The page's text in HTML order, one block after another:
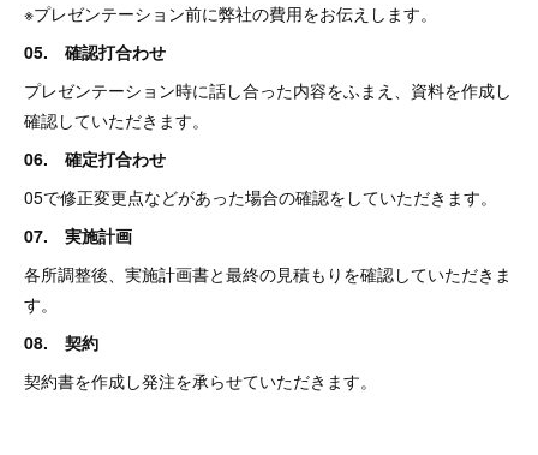
※プレゼンテーション前に弊社の費用をお伝えします。
05. 確認打合わせ
プレゼンテーション時に話し合った内容をふまえ、資料を作成し
確認していただきます。
06. 確定打合わせ
05で修正変更点などがあった場合の確認をしていただきます。
07. 実施計画
各所調整後、実施計画書と最終の見積もりを確認していただきま
す。
08. 契約
契約書を作成し発注を承らせていただきます。